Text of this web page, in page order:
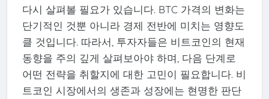
다시 살펴볼 필요가 있습니다. BTC 가격의 변화는
단기적인 것뿐 아니라 경제 전반에 미치는 영향도
클 것입니다. 따라서, 투자자들은 비트코인의 현재
동향을 주의 깊게 살펴보아야 하며, 다음 단계로
어떤 전략을 취할지에 대한 고민이 필요합니다. 비
트코인 시장에서의 생존과 성장에는 현명한 판단